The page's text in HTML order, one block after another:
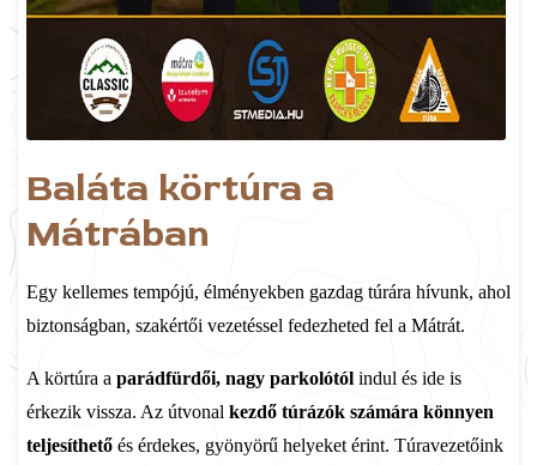
Baláta körtúra a
Mátrában
Egy kellemes tempójú, élményekben gazdag túrára hívunk, ahol
biztonságban, szakértői vezetéssel fedezheted fel a Mátrát.
A körtúra a parádfürdői, nagy parkolótól indul és ide is
érkezik vissza. Az útvonal kezdő túrázók számára könnyen
teljesíthető és érdekes, gyönyörű helyeket érint. Túravezetőink